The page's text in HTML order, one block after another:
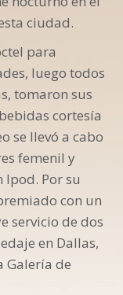
ciudad.
para
luego todos
tomaron sus
cortesía
se llevó a cabo
femenil y
Ipod. Por su
con un
servicio de dos
en Dallas,
Galería de